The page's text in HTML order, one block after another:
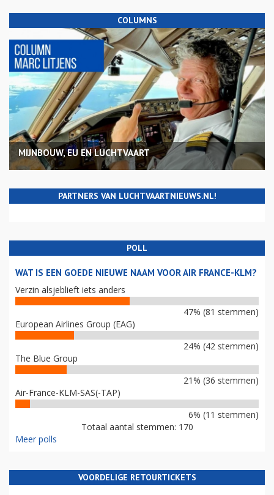
COLUMNS
MIJNBOUW, EU EN LUCHTVAART
PARTNERS VAN LUCHTVAARTNIEUWS.NL!
POLL
WAT IS EEN GOEDE NIEUWE NAAM VOOR AIR FRANCE-KLM?
Verzin alsjeblieft iets anders
47% (81 stemmen)
European Airlines Group (EAG)
24% (42 stemmen)
The Blue Group
21% (36 stemmen)
Air-France-KLM-SAS(-TAP)
6% (11 stemmen)
Totaal aantal stemmen: 170
Meer polls
VOORDELIGE RETOURTICKETS